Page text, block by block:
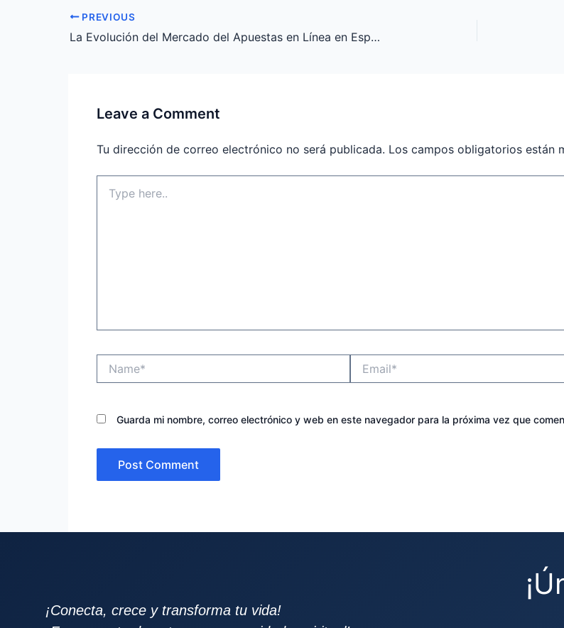
PREVIOUS
La Evolución del Mercado del Apuestas en Línea en España: Innovaciones, Regulaciones y Nuevas Plataformas
Leave a Comment
Tu dirección de correo electrónico no será publicada. Los campos obligatorios están
here..
Guarda mi nombre, correo electrónico y web en este navegador para la próxima vez que
¡Conecta, crece y transforma tu vida!